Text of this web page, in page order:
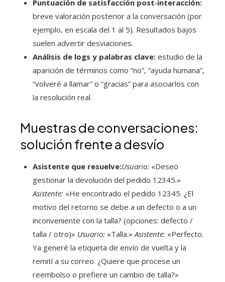
Puntuación de satisfacción post‑interacción:
breve valoración posterior a la conversación (por
ejemplo, en escala del 1 al 5). Resultados bajos
suelen advertir desviaciones.
Análisis de logs y palabras clave: estudio de la
aparición de términos como “no”, “ayuda humana”,
“volveré a llamar” o “gracias” para asociarlos con
la resolución real.
Muestras de conversaciones:
solución frente a desvío
Asistente que resuelve:Usuario: «Deseo
gestionar la devolución del pedido 12345.»
Asistente: «He encontrado el pedido 12345. ¿El
motivo del retorno se debe a un defecto o a un
inconveniente con la talla? (opciones: defecto /
talla / otro)» Usuario: «Talla.» Asistente: «Perfecto.
Ya generé la etiqueta de envío de vuelta y la
remití a su correo. ¿Quiere que procese un
reembolso o prefiere un cambio de talla?»